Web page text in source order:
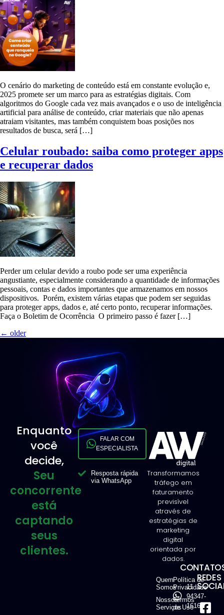
O cenário do marketing de conteúdo está em constante evolução e,
2025 promete ser um marco para as estratégias digitais. Com
algoritmos do Google cada vez mais avançados e o uso de inteligência
artificial para análise de conteúdo, criar materiais que não apenas
atraiam visitantes, mas também conquistem boas posições nos
resultados de busca, será […]
Celular roubado: saiba como proteger apps
e recuperar dados
Perder um celular devido a roubo pode ser uma experiência
angustiante, especialmente considerando a quantidade de informações
pessoais, contas e dados importantes que armazenamos em nossos
dispositivos. Porém, existem várias etapas que podem ser seguidas
para proteger apps, dados e, até certo ponto, recuperar informações.
Faça o Boletim de Ocorrência O primeiro passo é fazer […]
← older
Enquanto
você
decide,
Seu
concorrente
está
captando
seus
clientes.
FALAR COM
ESPECIALISTA
Resposta rápida
via WhatsApp
Transformamos
tráfego em
faturamento
previsível
através de
estratégias de
marketing
digital
orientada por
dados.
Quem
Somos
Nossos
Serviços
Política de
Privacidade
Termos
de Uso
11
94347-
1616
REDES